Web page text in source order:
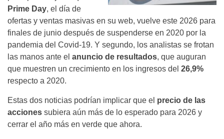
Prime Day, el día de
ofertas y ventas masivas en su web, vuelve este 2026 para
finales de junio después de suspenderse en 2020 por la
pandemia del Covid-19. Y segundo, los analistas se frotan
las manos ante el anuncio de resultados, que auguran
que muestren un crecimiento en los ingresos del 26,9%
respecto a 2020.
Estas dos noticias podrían implicar que el precio de las
acciones subiera aún más de lo esperado para 2026 y
cerrar el año más en verde que ahora.